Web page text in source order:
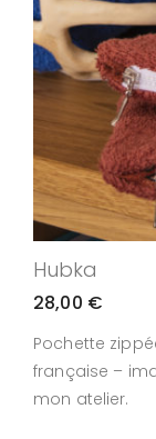
Hubka
28,00 €
Pochette
française –
mon atelier.